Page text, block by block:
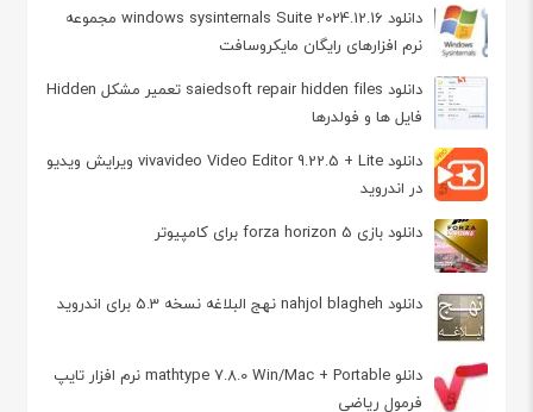
دانلود windows sysinternals Suite 2024.12.16 مجموعه
نرم افزارهای رایگان مایکروسافت
دانلود saiedsoft repair hidden files تعمیر مشکل Hidden
فایل ها و فولدرها
دانلود vivavideo Video Editor 9.22.5 + Lite ویرایش ویدیو
در اندروید
دانلود بازی forza horizon 5 برای کامپیوتر
دانلود nahjol blagheh نهج البلاغه نسخه 5.3 برای اندروید
دانلو mathtype 7.8.0 Win/Mac + Portable نرم افزار تایپ
فرمول ریاضی